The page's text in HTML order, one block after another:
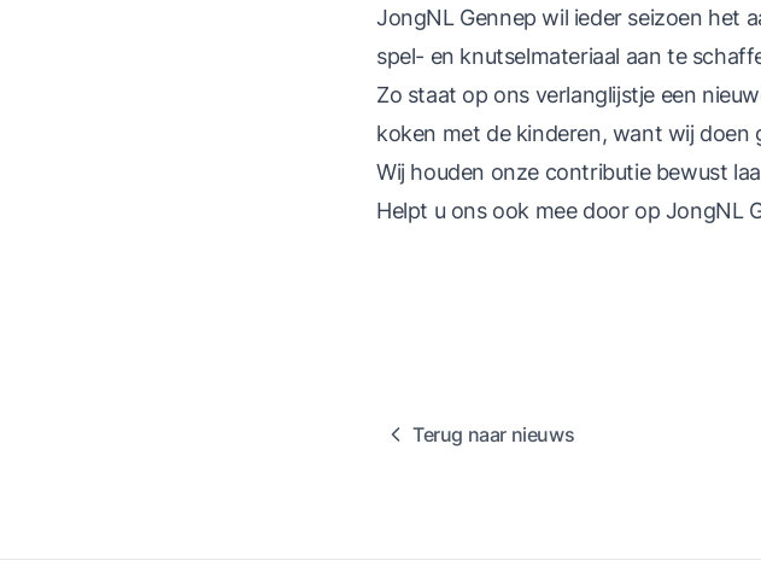
JongNL Gennep wil ieder seizoen het
spel- en knutselmateriaal aan te
Zo staat op ons verlanglijstje een
koken met de kinderen, want wij
Wij houden onze contributie bewust
Helpt u ons ook mee door op JongNL
Terug naar nieuws